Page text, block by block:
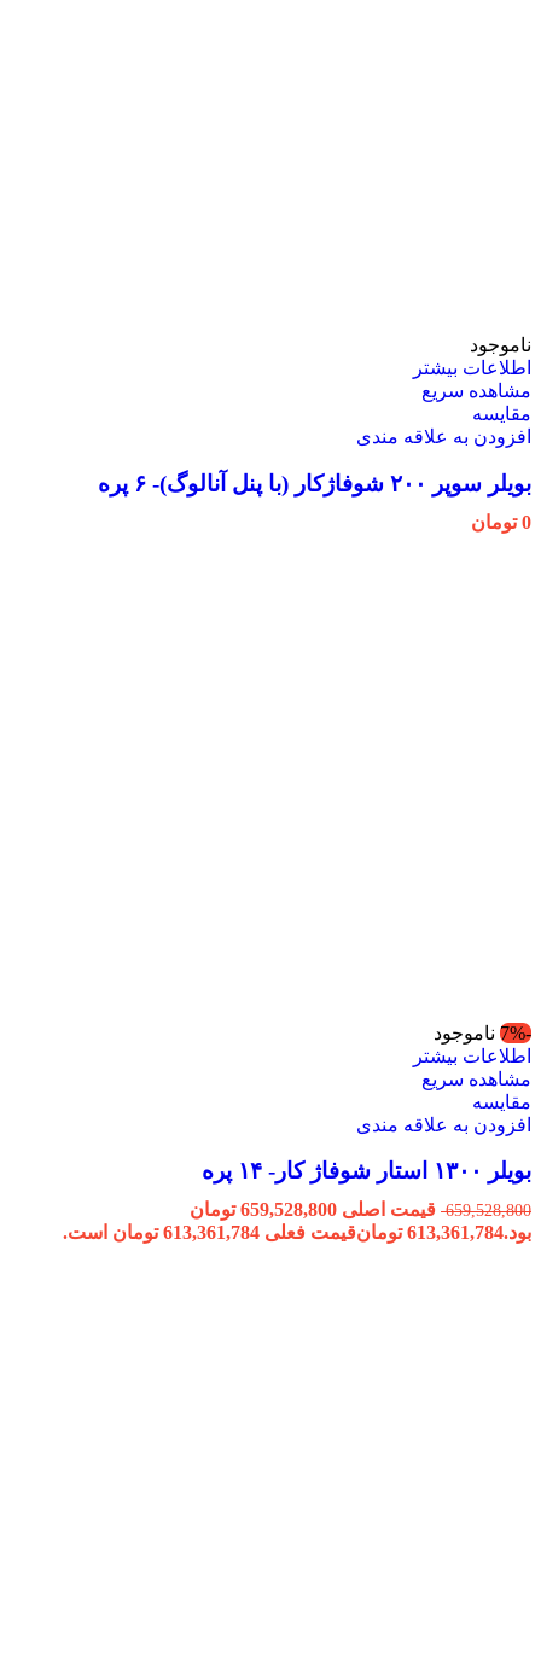
ناموجود
اطلاعات بیشتر
مشاهده سریع
مقایسه
افزودن به علاقه مندی
بویلر سوپر ۲۰۰ شوفاژکار (با پنل آنالوگ)- ۶ پره
0 تومان
-7%
ناموجود
اطلاعات بیشتر
مشاهده سریع
مقایسه
افزودن به علاقه مندی
بویلر ۱۳۰۰ استار شوفاژ کار- ۱۴ پره
659,528,800
قیمت اصلی 659,528,800 تومان
بود.613,361,784 تومانقیمت فعلی 613,361,784 تومان است.